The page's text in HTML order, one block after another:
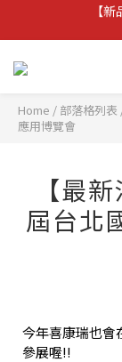
【
加入會員，
【新
Home / 部落格列表
應用博覽會
【最
屆台北
今年喜康瑞也會
參展喔!!